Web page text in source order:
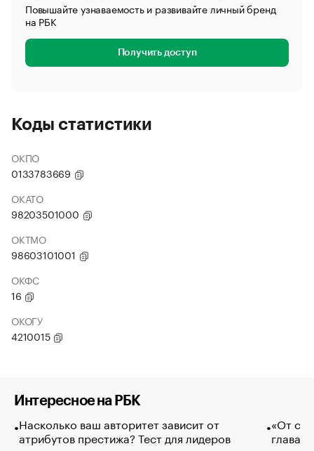
Повышайте узнаваемость и развивайте личный бренд
на РБК
Получить доступ
Коды статистики
ОКПО
0133783669
ОКАТО
98203501000
ОКТМО
98603101001
ОКФС
16
ОКОГУ
4210015
Интересное на РБК
Насколько ваш авторитет зависит от
атрибутов престижа? Тест для лидеров
«От
глава